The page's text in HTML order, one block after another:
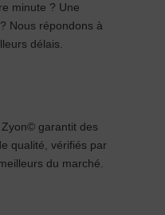
minute ? Une
Nous répondons à
délais.
garantit des
qualité, vérifiés par
du marché.